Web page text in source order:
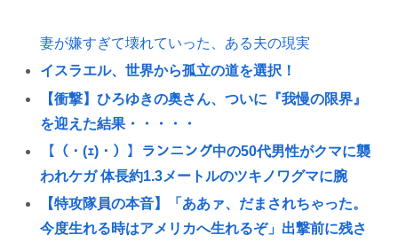
妻が嫌すぎて壊れていった、ある夫の現実
イスラエル、世界から孤立の道を選択！
【衝撃】ひろゆきの奥さん、ついに『我慢の限界』
を迎えた結果・・・・・
【（・(ｪ)・）】ランニング中の50代男性がクマに襲
われケガ 体長約1.3メートルのツキノワグマに腕
【特攻隊員の本音】「ああァ、だまされちゃった。
今度生れる時はアメリカへ生れるぞ」出撃前に残さ